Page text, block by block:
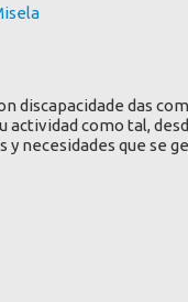
discapacidade das
como tal,
necesidades que se